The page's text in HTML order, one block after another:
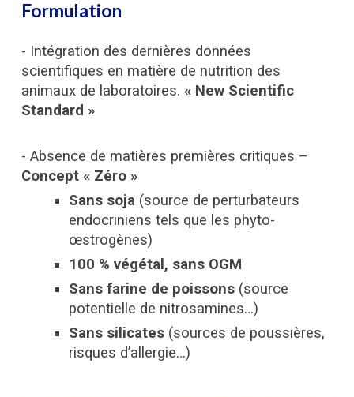
Formulation
- Intégration des dernières données
scientifiques en matière de nutrition des
animaux de laboratoires.« New Scientific
Standard »
- Absence de matières premières critiques –
Concept « Zéro »
Sans soja (source de perturbateurs
endocriniens tels que les phyto-
œstrogènes)
100 % végétal, sans OGM
Sans farine de poissons (source
potentielle de nitrosamines…)
Sans silicates (sources de poussières,
risques d’allergie…)